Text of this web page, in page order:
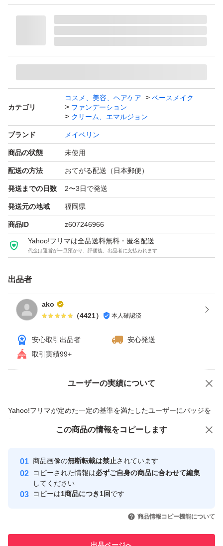
カテゴリ
コスメ、美容、ヘアケア
ベースメイク
ファンデーション
クリーム、エマルジョン
ブランド メイベリン
商品の状態 未使用
配送の方法 おてがる配送（日本郵便）
発送までの日数 2〜3日で発送
発送元の地域 福岡県
商品ID z607246966
Yahoo!フリマは全品送料無料・匿名配送
代金は運営が一旦預かり、評価後、出品者に支払われます
出品者
ako
（4421） 本人確認済
安心取引出品者
安心発送
取引実績99+
ユーザーの実績について
Yahoo!フリマが定めた一定の基準を満たしたユーザーにバッジを
付与しています
安心取引出品者
心・安全なユーザーです
取引実績
引を完了させた実績があります
価格の相談 商品への質問
この商品の情報をコピーします
商品画像の無断転載は禁止されています
コピーされた情報は必ずご自身の商品に合わせて編集
してください
コピーは1商品につき1回です
商品情報コピー機能について
この商品をみている人にオススメ